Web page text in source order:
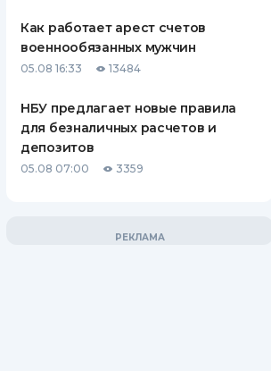
Как работает арест счетов
военнообязанных мужчин
05.08 16:33 13484
НБУ предлагает новые правила
для безналичных расчетов и
депозитов
05.08 07:00 3359